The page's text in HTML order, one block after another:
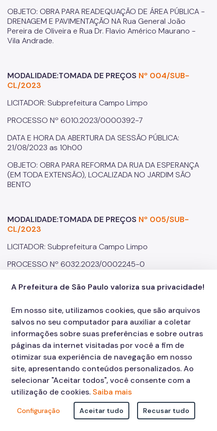
OBJETO: OBRA PARA READEQUAÇÃO DE ÁREA PÚBLICA -
DRENAGEM E PAVIMENTAÇÃO NA Rua General João
Pereira de Oliveira e Rua Dr. Flavio Américo Maurano -
Vila Andrade.
MODALIDADE:TOMADA DE PREÇOS Nº 004/SUB-
CL/2023
LICITADOR: Subprefeitura Campo Limpo
PROCESSO Nº 6010.2023/0000392-7
DATA E HORA DA ABERTURA DA SESSÃO PÚBLICA:
21/08/2023 as 10h00
OBJETO: OBRA PARA REFORMA DA RUA DA ESPERANÇA
(EM TODA EXTENSÃO), LOCALIZADA NO JARDIM SÃO
BENTO
MODALIDADE:TOMADA DE PREÇOS Nº 005/SUB-
CL/2023
LICITADOR: Subprefeitura Campo Limpo
PROCESSO Nº 6032.2023/0002245-0
DATA E HORA DA ABERTURA DA SESSÃO PÚBLICA:
19/09/2023 as 10h00
OBJETO: OBRA PARA REQUALIFICAÇÃO DE ÁREA PÚBLICA
– RUA CANTO DO RIO VERDE – VILA ANDRADE – 2ª FASE.
MODALIDADE:TOMADA DE PREÇOSNº 006/SUB-
CL/2023
LICITADOR: Subprefeitura Campo Limpo
PROCESSO Nº 6010.2023/0000393-5
DATA E HORA DA ABERTURA DA SESSÃO PÚBLICA:
A Prefeitura de São Paulo valoriza sua privacidade!
Em nosso site, utilizamos cookies, que são arquivos
salvos no seu computador para auxiliar a coletar
informações sobre suas preferências e sobre outras
páginas da internet visitadas por você a fim de
otimizar sua experiência de navegação em nosso
site, apresentando conteúdos personalizados. Ao
selecionar "Aceitar todos", você consente com a
utilização de cookies. Saiba mais
Configuração Aceitar tudo Recusar tudo